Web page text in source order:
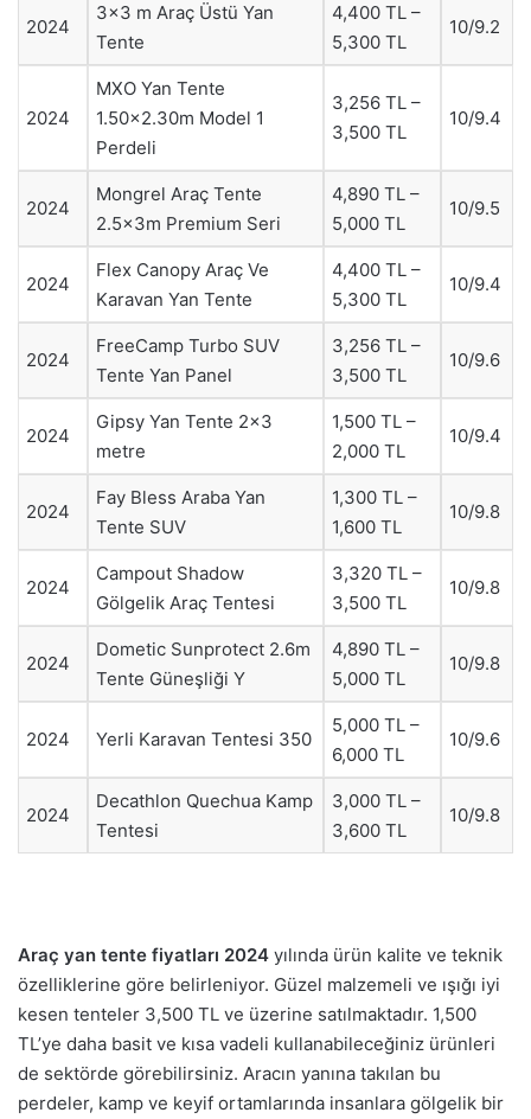
2024
3×3 m Araç Üstü Yan
Tente
4,400 TL –
5,300 TL
10/9.2
2024
MXO Yan Tente
1.50×2.30m Model 1
Perdeli
3,256 TL –
3,500 TL
10/9.4
2024
Mongrel Araç Tente
2.5x3m Premium Seri
4,890 TL –
5,000 TL
10/9.5
2024
Flex Canopy Araç Ve
Karavan Yan Tente
4,400 TL –
5,300 TL
10/9.4
2024
FreeCamp Turbo SUV
Tente Yan Panel
3,256 TL –
3,500 TL
10/9.6
2024
Gipsy Yan Tente 2×3
metre
1,500 TL –
2,000 TL
10/9.4
2024
Fay Bless Araba Yan
Tente SUV
1,300 TL –
1,600 TL
10/9.8
2024
Campout Shadow
Gölgelik Araç Tentesi
3,320 TL –
3,500 TL
10/9.8
2024
Dometic Sunprotect 2.6m
Tente Güneşliği Y
4,890 TL –
5,000 TL
10/9.8
2024 Yerli Karavan Tentesi 350
5,000 TL –
6,000 TL
10/9.6
2024
Decathlon Quechua Kamp
Tentesi
3,000 TL –
3,600 TL
10/9.8
Araç yan tente fiyatları 2024 yılında ürün kalite ve teknik
özelliklerine göre belirleniyor. Güzel malzemeli ve ışığı iyi
kesen tenteler 3,500 TL ve üzerine satılmaktadır. 1,500
TL’ye daha basit ve kısa vadeli kullanabileceğiniz ürünleri
de sektörde görebilirsiniz. Aracın yanına takılan bu
perdeler, kamp ve keyif ortamlarında insanlara gölgelik bir